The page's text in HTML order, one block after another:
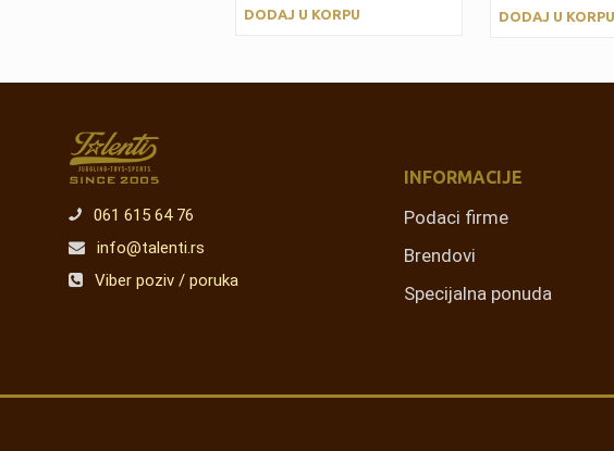
DODAJ U KORPU DODAJ U KORPU
061 615 64 76
info@talenti.rs
Viber poziv / poruka
INFORMACIJE
Podaci firme
Brendovi
Specijalna ponuda